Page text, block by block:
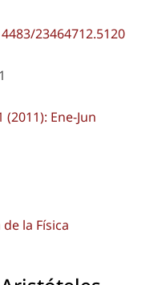
23464712.5120
(2011): Ene-Jun
la Física